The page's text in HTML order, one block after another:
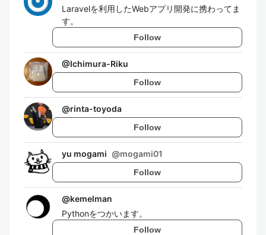
Laravelを利用したWebアプリ開発に携わってま
す。
Follow
@Ichimura-Riku
Follow
@rinta-toyoda
Follow
yu mogami @mogami01
Follow
@kemelman
Pythonをつかいます。
Follow